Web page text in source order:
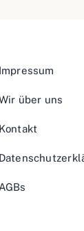
Impressum
über uns
Kontakt
AGBs